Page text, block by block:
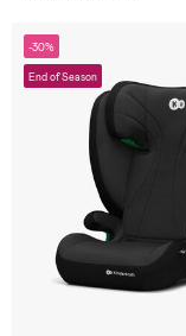
-30%
End of Season